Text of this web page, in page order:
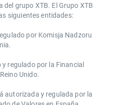
grupo XTB. El Grupo XTB
siguientes entidades:
por Komisja Nadzoru
regulado por la ​Financial
Unido.
autorizada y regulada por la